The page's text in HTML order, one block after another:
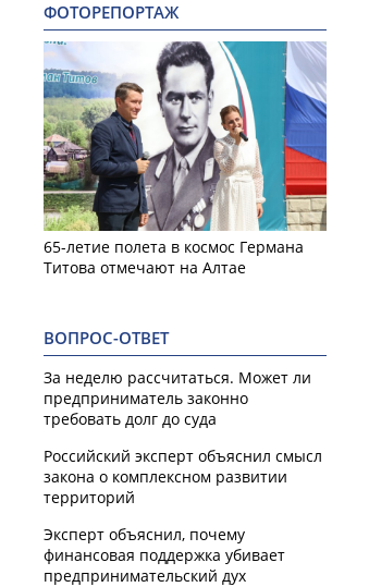
ФОТОРЕПОРТАЖ
65-летие полета в космос Германа
Титова отмечают на Алтае
ВОПРОС-ОТВЕТ
За неделю рассчитаться. Может ли
предприниматель законно
требовать долг до суда
Российский эксперт объяснил смысл
закона о комплексном развитии
территорий
Эксперт объяснил, почему
финансовая поддержка убивает
предпринимательский дух